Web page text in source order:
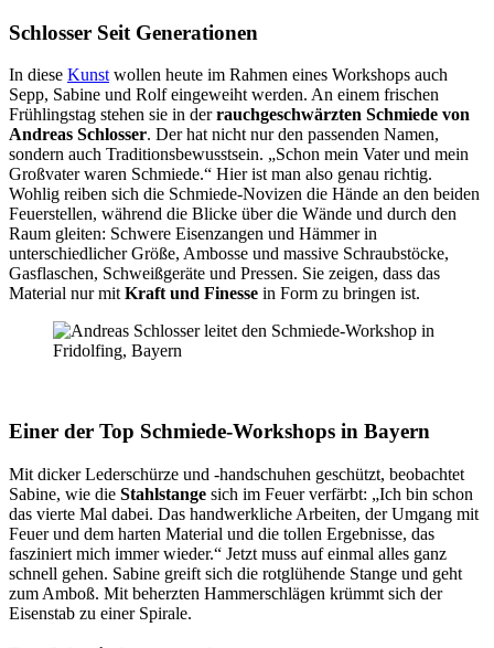
Schlosser Seit Generationen
In diese Kunst wollen heute im Rahmen eines Workshops auch
Sepp, Sabine und Rolf eingeweiht werden. An einem frischen
Frühlingstag stehen sie in derrauchgeschwärzten Schmiede von
Andreas Schlosser. Der hat nicht nur den passenden Namen,
sondern auch Traditionsbewusstsein. „Schon mein Vater und mein
Großvater waren Schmiede.“ Hier ist man also genau richtig.
Wohlig reiben sich die Schmiede-Novizen die Hände an den beiden
Feuerstellen, während die Blicke über die Wände und durch den
Raum gleiten: Schwere Eisenzangen und Hämmer in
unterschiedlicher Größe, Ambosse und massive Schraubstöcke,
Gasflaschen, Schweißgeräte und Pressen. Sie zeigen, dass das
Material nur mit Kraft und Finesse in Form zu bringen ist.
Einer der Top Schmiede-Workshops in Bayern
Mit dicker Lederschürze und -handschuhen geschützt, beobachtet
Sabine, wie die Stahlstange sich im Feuer verfärbt: „Ich bin schon
das vierte Mal dabei. Das handwerkliche Arbeiten, der Umgang mit
Feuer und dem harten Material und die tollen Ergebnisse, das
fasziniert mich immer wieder.“ Jetzt muss auf einmal alles ganz
schnell gehen. Sabine greift sich die rotglühende Stange und geht
zum Amboß. Mit beherzten Hammerschlägen krümmt sich der
Eisenstab zu einer Spirale.